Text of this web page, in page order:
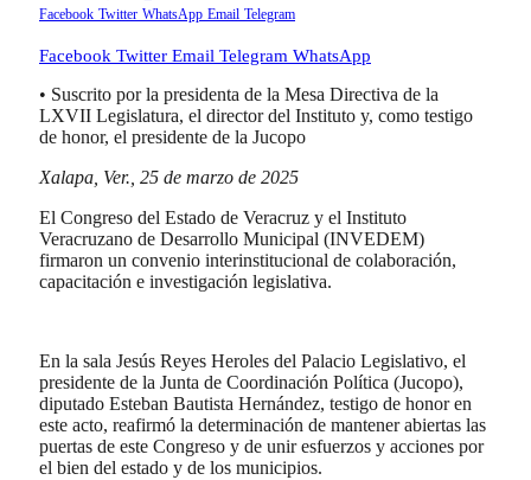
Facebook Twitter WhatsApp Email Telegram
Facebook Twitter Email Telegram WhatsApp
• Suscrito por la presidenta de la Mesa Directiva de la
LXVII Legislatura, el director del Instituto y, como testigo
de honor, el presidente de la Jucopo
Xalapa, Ver., 25 de marzo de 2025
El Congreso del Estado de Veracruz y el Instituto
Veracruzano de Desarrollo Municipal (INVEDEM)
firmaron un convenio interinstitucional de colaboración,
capacitación e investigación legislativa.
En la sala Jesús Reyes Heroles del Palacio Legislativo, el
presidente de la Junta de Coordinación Política (Jucopo),
diputado Esteban Bautista Hernández, testigo de honor en
este acto, reafirmó la determinación de mantener abiertas las
puertas de este Congreso y de unir esfuerzos y acciones por
el bien del estado y de los municipios.